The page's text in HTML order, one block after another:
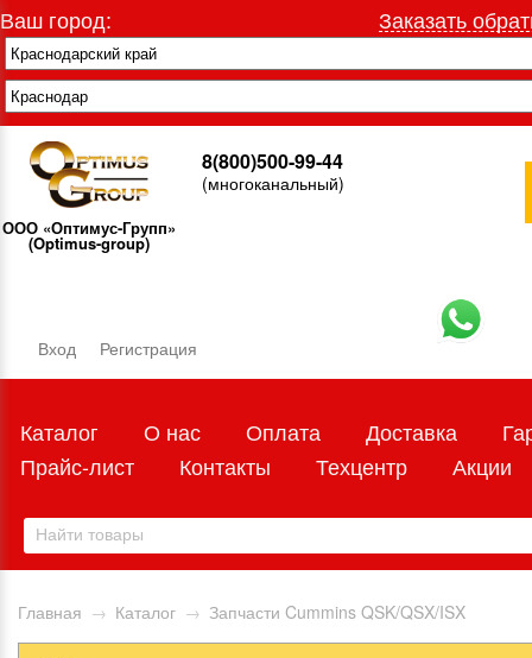
Ваш город: Заказать
ООО «Оптимус-Групп»
(Optimus-group)
8(800)500-99-44
(многоканальный)
Вход Регистрация
Каталог О нас Оплата Доставка
Прайс-лист
Контакты Техцентр Акции
Главная → Каталог → Запчасти Cummins QSK/QSX/ISX